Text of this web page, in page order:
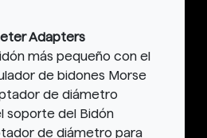
Adapters
más pequeño con el
de bidones Morse
de diámetro
soporte del Bidón
de diámetro para